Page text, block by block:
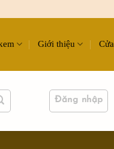
Giới thiệu
Đăng nhập